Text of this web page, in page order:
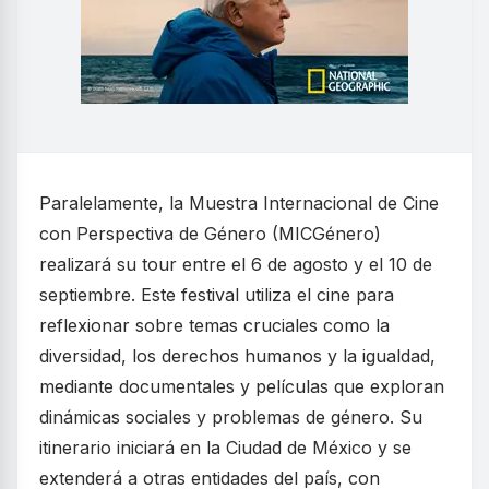
Paralelamente, la Muestra Internacional de Cine
con Perspectiva de Género (MICGénero)
realizará su tour entre el 6 de agosto y el 10 de
septiembre. Este festival utiliza el cine para
reflexionar sobre temas cruciales como la
diversidad, los derechos humanos y la igualdad,
mediante documentales y películas que exploran
dinámicas sociales y problemas de género. Su
itinerario iniciará en la Ciudad de México y se
extenderá a otras entidades del país, con